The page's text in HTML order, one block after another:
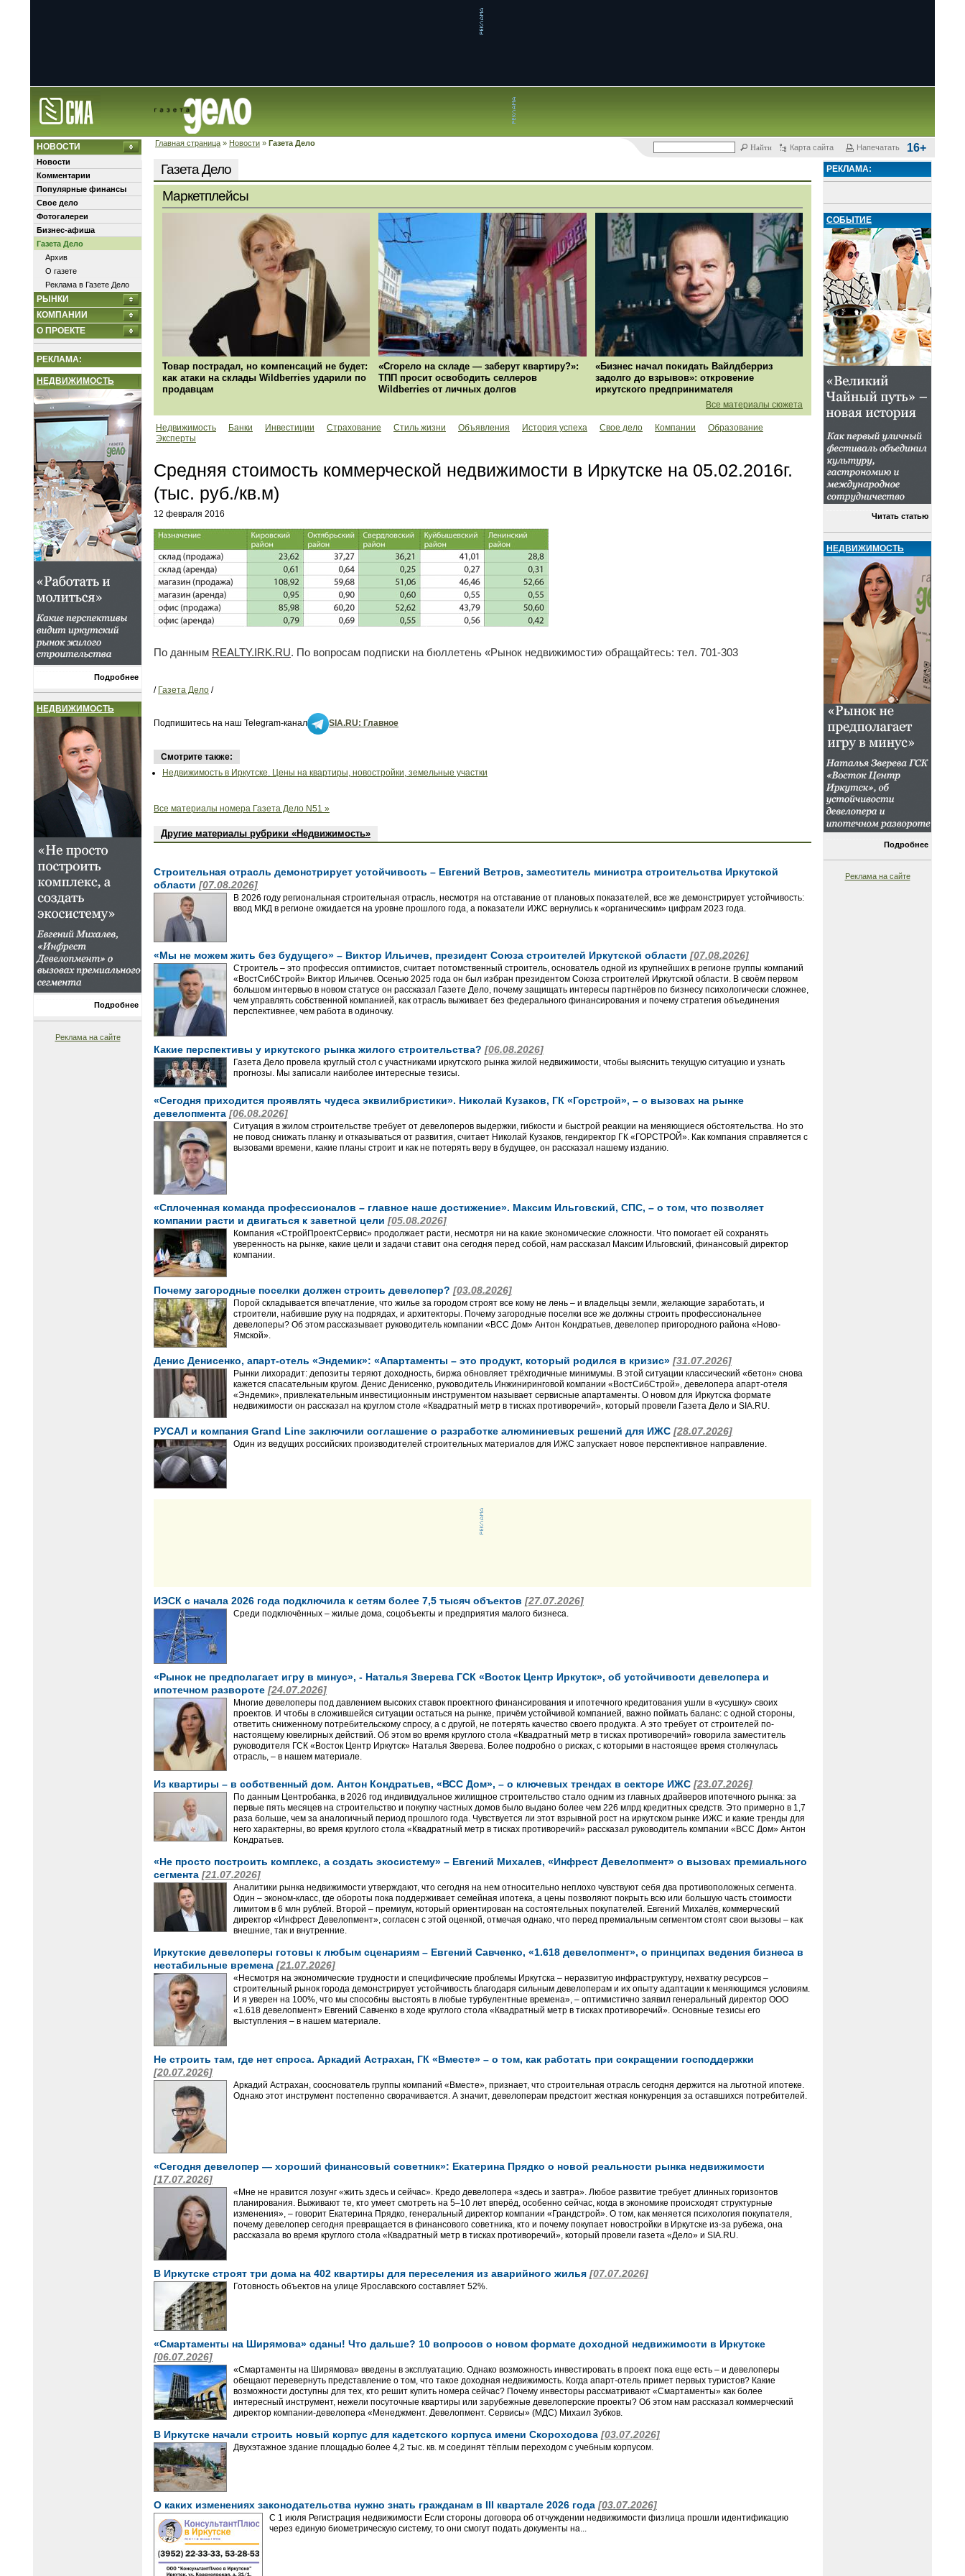
Главная страница » Новости » Газета Дело
Карта сайта Напечатать 16+
НОВОСТИ
Новости
Комментарии
Популярные финансы
Свое дело
Фотогалереи
Бизнес-афиша
Газета Дело
Архив
О газете
Реклама в Газете Дело
РЫНКИ
КОМПАНИИ
О ПРОЕКТЕ
РЕКЛАМА:
НЕДВИЖИМОСТЬ
Подробнее
НЕДВИЖИМОСТЬ
Подробнее
Реклама на сайте
Газета Дело
Маркетплейсы
Товар пострадал, но компенсаций не будет:
как атаки на склады Wildberries ударили по
продавцам
«Сгорело на складе — заберут квартиру?»:
ТПП просит освободить селлеров
Wildberries от личных долгов
«Бизнес начал покидать Вайлдберриз
задолго до взрывов»: откровение
иркутского предпринимателя
Все материалы сюжета
Недвижимость Банки Инвестиции Страхование Стиль жизни Объявления История успеха Свое дело Компании
Образование
Эксперты
Средняя стоимость коммерческой недвижимости в Иркутске на 05.02.2016г.
(тыс. руб./кв.м)
12 февраля 2016
По данным REALTY.IRK.RU. По вопросам подписки на бюллетень «Рынок недвижимости» обращайтесь: тел. 701-303
/ Газета Дело /
Подпишитесь на наш Telegram-канал SIA.RU: Главное
Смотрите также:
Недвижимость в Иркутске. Цены на квартиры, новостройки, земельные участки
Все материалы номера Газета Дело N51 »
Другие материалы рубрики «Недвижимость»
Строительная отрасль демонстрирует устойчивость – Евгений Ветров, заместитель министра строительства Иркутской
области [07.08.2026]
В 2026 году региональная строительная отрасль, несмотря на отставание от плановых показателей, все же демонстрирует устойчивость:
ввод МКД в регионе ожидается на уровне прошлого года, а показатели ИЖС вернулись к «органическим» цифрам 2023 года.
«Мы не можем жить без будущего» – Виктор Ильичев, президент Союза строителей Иркутской области [07.08.2026]
Строитель – это профессия оптимистов, считает потомственный строитель, основатель одной из крупнейших в регионе группы компаний
«ВостСибСтрой» Виктор Ильичев. Осенью 2025 года он был избран президентом Союза строителей Иркутской области. В своём первом
большом интервью в новом статусе он рассказал Газете Дело, почему защищать интересы партнёров по бизнесу психологически сложнее,
чем управлять собственной компанией, как отрасль выживает без федерального финансирования и почему стратегия объединения
перспективнее, чем работа в одиночку.
Какие перспективы у иркутского рынка жилого строительства? [06.08.2026]
Газета Дело провела круглый стол с участниками иркутского рынка жилой недвижимости, чтобы выяснить текущую ситуацию и узнать
прогнозы. Мы записали наиболее интересные тезисы.
«Сегодня приходится проявлять чудеса эквилибристики». Николай Кузаков, ГК «Горстрой», – о вызовах на рынке
девелопмента [06.08.2026]
Ситуация в жилом строительстве требует от девелоперов выдержки, гибкости и быстрой реакции на меняющиеся обстоятельства. Но это
не повод снижать планку и отказываться от развития, считает Николай Кузаков, гендиректор ГК «ГОРСТРОЙ». Как компания справляется с
вызовами времени, какие планы строит и как не потерять веру в будущее, он рассказал нашему изданию.
«Сплоченная команда профессионалов – главное наше достижение». Максим Ильговский, СПС, – о том, что позволяет
компании расти и двигаться к заветной цели [05.08.2026]
Компания «СтройПроектСервис» продолжает расти, несмотря ни на какие экономические сложности. Что помогает ей сохранять
уверенность на рынке, какие цели и задачи ставит она сегодня перед собой, нам рассказал Максим Ильговский, финансовый директор
компании.
Почему загородные поселки должен строить девелопер? [03.08.2026]
Порой складывается впечатление, что жилье за городом строят все кому не лень – и владельцы земли, желающие заработать, и
строители, набившие руку на подрядах, и архитекторы. Почему загородные поселки все же должны строить профессиональнее
девелоперы? Об этом рассказывает руководитель компании «ВСС Дом» Антон Кондратьев, девелопер пригородного района «Ново-
Ямской».
Денис Денисенко, апарт-отель «Эндемик»: «Апартаменты – это продукт, который родился в кризис» [31.07.2026]
Рынки лихорадит: депозиты теряют доходность, биржа обновляет трёхгодичные минимумы. В этой ситуации классический «бетон» снова
кажется спасательным кругом. Денис Денисенко, руководитель Инжиниринговой компании «ВостСибСтрой», девелопера апарт-отеля
«Эндемик», привлекательным инвестиционным инструментом называет сервисные апартаменты. О новом для Иркутска формате
недвижимости он рассказал на круглом столе «Квадратный метр в тисках противоречий», который провели Газета Дело и SIA.RU.
РУСАЛ и компания Grand Line заключили соглашение о разработке алюминиевых решений для ИЖС [28.07.2026]
Один из ведущих российских производителей строительных материалов для ИЖС запускает новое перспективное направление.
ИЭСК с начала 2026 года подключила к сетям более 7,5 тысяч объектов [27.07.2026]
Среди подключённых – жилые дома, соцобъекты и предприятия малого бизнеса.
«Рынок не предполагает игру в минус», - Наталья Зверева ГСК «Восток Центр Иркутск», об устойчивости девелопера и
ипотечном развороте [24.07.2026]
Многие девелоперы под давлением высоких ставок проектного финансирования и ипотечного кредитования ушли в «усушку» своих
проектов. И чтобы в сложившейся ситуации остаться на рынке, причём устойчивой компанией, важно поймать баланс: с одной стороны,
ответить сниженному потребительскому спросу, а с другой, не потерять качество своего продукта. А это требует от строителей по-
настоящему ювелирных действий. Об этом во время круглого стола «Квадратный метр в тисках противоречий» говорила заместитель
руководителя ГСК «Восток Центр Иркутск» Наталья Зверева. Более подробно о рисках, с которыми в настоящее время столкнулась
отрасль, – в нашем материале.
Из квартиры – в собственный дом. Антон Кондратьев, «ВСС Дом», – о ключевых трендах в секторе ИЖС [23.07.2026]
По данным Центробанка, в 2026 год индивидуальное жилищное строительство стало одним из главных драйверов ипотечного рынка: за
первые пять месяцев на строительство и покупку частных домов было выдано более чем 226 млрд кредитных средств. Это примерно в 1,7
раза больше, чем за аналогичный период прошлого года. Чувствуется ли этот взрывной рост на иркутском рынке ИЖС и какие тренды для
него характерны, во время круглого стола «Квадратный метр в тисках противоречий» рассказал руководитель компании «ВСС Дом» Антон
Кондратьев.
«Не просто построить комплекс, а создать экосистему» – Евгений Михалев, «Инфрест Девелопмент» о вызовах премиального
сегмента [21.07.2026]
Аналитики рынка недвижимости утверждают, что сегодня на нем относительно неплохо чувствуют себя два противоположных сегмента.
Один – эконом-класс, где обороты пока поддерживает семейная ипотека, а цены позволяют покрыть всю или большую часть стоимости
лимитом в 6 млн рублей. Второй – премиум, который ориентирован на состоятельных покупателей. Евгений Михалёв, коммерческий
директор «Инфрест Девелопмент», согласен с этой оценкой, отмечая однако, что перед премиальным сегментом стоят свои вызовы – как
внешние, так и внутренние.
Иркутские девелоперы готовы к любым сценариям – Евгений Савченко, «1.618 девелопмент», о принципах ведения бизнеса в
нестабильные времена [21.07.2026]
«Несмотря на экономические трудности и специфические проблемы Иркутска – неразвитую инфраструктуру, нехватку ресурсов –
строительный рынок города демонстрирует устойчивость благодаря сильным девелоперам и их опыту адаптации к меняющимся условиям.
И я уверен на 100%, что мы способны выстоять в любые турбулентные времена», – оптимистично заявил генеральный директор ООО
«1.618 девелопмент» Евгений Савченко в ходе круглого стола «Квадратный метр в тисках противоречий». Основные тезисы его
выступления – в нашем материале.
Не строить там, где нет спроса. Аркадий Астрахан, ГК «Вместе» – о том, как работать при сокращении господдержки
[20.07.2026]
Аркадий Астрахан, сооснователь группы компаний «Вместе», признает, что строительная отрасль сегодня держится на льготной ипотеке.
Однако этот инструмент постепенно сворачивается. А значит, девелоперам предстоит жесткая конкуренция за оставшихся потребителей.
«Сегодня девелопер — хороший финансовый советник»: Екатерина Прядко о новой реальности рынка недвижимости
[17.07.2026]
«Мне не нравится лозунг «жить здесь и сейчас». Кредо девелопера «здесь и завтра». Любое развитие требует длинных горизонтов
планирования. Выживают те, кто умеет смотреть на 5–10 лет вперёд, особенно сейчас, когда в экономике происходят структурные
изменения», – говорит Екатерина Прядко, генеральный директор компании «Грандстрой». О том, как меняется психология покупателя,
почему девелопер сегодня превращается в финансового советника, кто и почему покупает новостройки в Иркутске из-за рубежа, она
рассказала во время круглого стола «Квадратный метр в тисках противоречий», который провели газета «Дело» и SIA.RU.
В Иркутске строят три дома на 402 квартиры для переселения из аварийного жилья [07.07.2026]
Готовность объектов на улице Ярославского составляет 52%.
«Смартаменты на Ширямова» сданы! Что дальше? 10 вопросов о новом формате доходной недвижимости в Иркутске
[06.07.2026]
«Смартаменты на Ширямова» введены в эксплуатацию. Однако возможность инвестировать в проект пока еще есть – и девелоперы
обещают перевернуть представление о том, что такое доходная недвижимость. Когда апарт-отель примет первых туристов? Какие
возможности доступны для тех, кто решит купить номера сейчас? Почему инвесторы рассматривают «Смартаменты» как более
интересный инструмент, нежели посуточные квартиры или зарубежные девелоперские проекты? Об этом нам рассказал коммерческий
директор компании-девелопера «Менеджмент. Девелопмент. Сервисы» (МДС) Михаил Зубков.
В Иркутске начали строить новый корпус для кадетского корпуса имени Скороходова [03.07.2026]
Двухэтажное здание площадью более 4,2 тыс. кв. м соединят тёплым переходом с учебным корпусом.
О каких изменениях законодательства нужно знать гражданам в III квартале 2026 года [03.07.2026]
С 1 июля Регистрация недвижимости Если стороны договора об отчуждении недвижимости физлица прошли идентификацию
через единую биометрическую систему, то они смогут подать документы на...
РЕКЛАМА:
СОБЫТИЕ
Читать статью
НЕДВИЖИМОСТЬ
Подробнее
Реклама на сайте